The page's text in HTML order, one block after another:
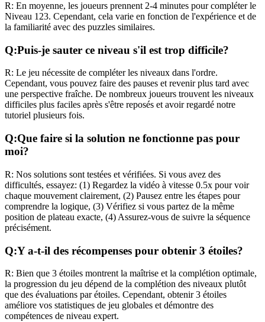
R: En moyenne, les joueurs prennent 2-4 minutes pour compléter le
Niveau 123. Cependant, cela varie en fonction de l'expérience et de
la familiarité avec des puzzles similaires.
Q:Puis-je sauter ce niveau s'il est trop difficile?
R: Le jeu nécessite de compléter les niveaux dans l'ordre.
Cependant, vous pouvez faire des pauses et revenir plus tard avec
une perspective fraîche. De nombreux joueurs trouvent les niveaux
difficiles plus faciles après s'être reposés et avoir regardé notre
tutoriel plusieurs fois.
Q:Que faire si la solution ne fonctionne pas pour
moi?
R: Nos solutions sont testées et vérifiées. Si vous avez des
difficultés, essayez: (1) Regardez la vidéo à vitesse 0.5x pour voir
chaque mouvement clairement, (2) Pausez entre les étapes pour
comprendre la logique, (3) Vérifiez si vous partez de la même
position de plateau exacte, (4) Assurez-vous de suivre la séquence
précisément.
Q:Y a-t-il des récompenses pour obtenir 3 étoiles?
R: Bien que 3 étoiles montrent la maîtrise et la complétion optimale,
la progression du jeu dépend de la complétion des niveaux plutôt
que des évaluations par étoiles. Cependant, obtenir 3 étoiles
améliore vos statistiques de jeu globales et démontre des
compétences de niveau expert.